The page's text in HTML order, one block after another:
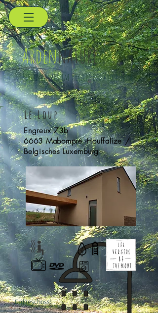
Ferienhäuser im Herzen der Ardennen
Ardennature
Le Loup
Engreux 73b
6663 Mabompré -Houffalize /
Belgisches Luxemburg
Erdgeschoss: